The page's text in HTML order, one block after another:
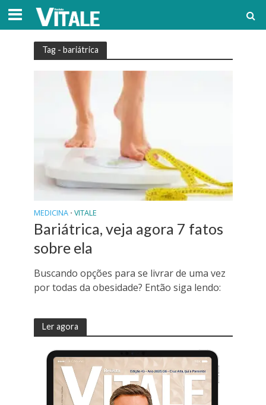
Tag - bariátrica
MEDICINA • VITALE
Bariátrica, veja agora 7 fatos
sobre ela
Buscando opções para se livrar de uma vez
por todas da obesidade? Então siga lendo:
Ler agora